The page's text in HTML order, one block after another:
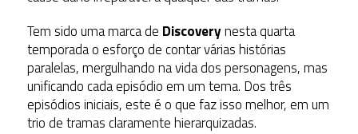
Tem sido uma marca de Discoverynesta quarta
temporada o esforço de contar várias histórias
paralelas, mergulhando na vida dos personagens, mas
unificando cada episódio em um tema. Dos três
episódios iniciais, este é o que faz isso melhor, em um
trio de tramas claramente hierarquizadas.